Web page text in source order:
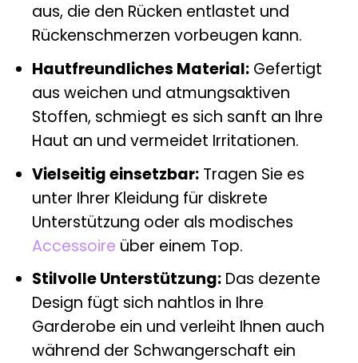
aus, die den Rücken entlastet und
Rückenschmerzen vorbeugen kann.
Hautfreundliches Material:Gefertigt
aus weichen und atmungsaktiven
Stoffen, schmiegt es sich sanft an Ihre
Haut an und vermeidet Irritationen.
Vielseitig einsetzbar:Tragen Sie es
unter Ihrer Kleidung für diskrete
Unterstützung oder als modisches
Accessoire über einem Top.
Stilvolle Unterstützung:Das dezente
Design fügt sich nahtlos in Ihre
Garderobe ein und verleiht Ihnen auch
während der Schwangerschaft ein